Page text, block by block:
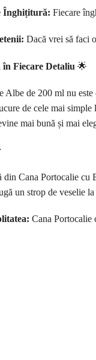
Înghițitură: Fiecare
Dacă vrei să faci
în Fiecare Detaliu 🌟
Albe de 200 ml nu
de cele mai
mai bună și mai
Cana Portocalie cu
un strop de veselie
Cana Portocalie